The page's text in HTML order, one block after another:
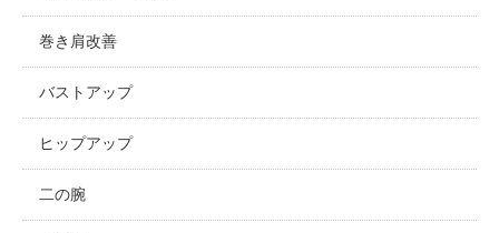
巻き肩改善
バストアップ
ヒップアップ
二の腕